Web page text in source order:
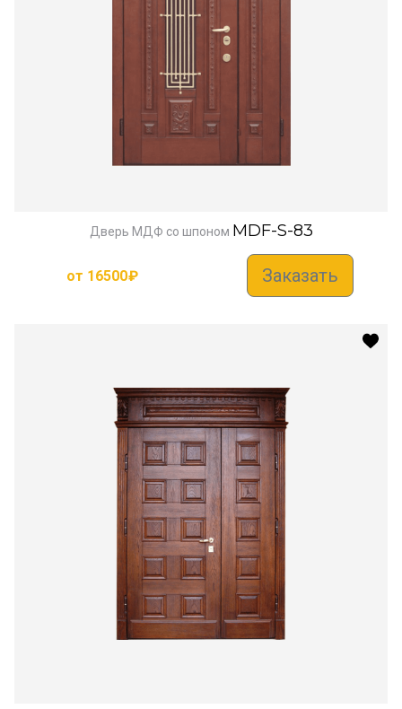
Дверь МДФ со шпоном MDF-S-83
от 16500₽ Заказать